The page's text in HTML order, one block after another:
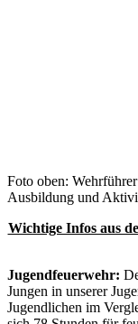
Foto oben:
Ausbildung und
Wichtige Infos aus
Jugendfeuerwehr:
Jungen in unserer
Jugendlichen im